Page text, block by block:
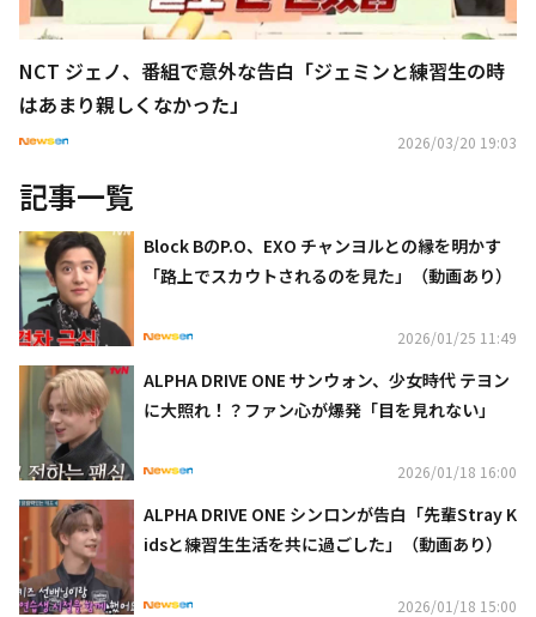
NCT ジェノ、番組で意外な告白「ジェミンと練習生の時
はあまり親しくなかった」
2026/03/20 19:03
記事一覧
Block BのP.O、EXO チャンヨルとの縁を明かす
「路上でスカウトされるのを見た」（動画あり）
2026/01/25 11:49
ALPHA DRIVE ONE サンウォン、少女時代 テヨン
に大照れ！？ファン心が爆発「目を見れない」
2026/01/18 16:00
ALPHA DRIVE ONE シンロンが告白「先輩Stray K
idsと練習生生活を共に過ごした」（動画あり）
2026/01/18 15:00